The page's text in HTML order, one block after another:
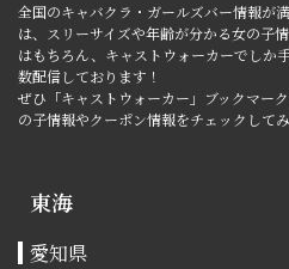
全国のキャバクラ・ガールズバー情報が
は、スリーサイズや年齢が分かる女の子
はもちろん、キャストウォーカーでしか
数配信しております！
ぜひ「キャストウォーカー」ブックマー
の子情報やクーポン情報をチェックして
東海
愛知県